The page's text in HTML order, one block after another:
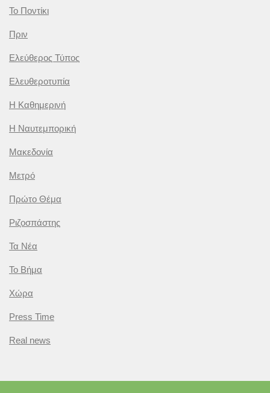
Το Ποντίκι
Πριν
Ελεύθερος Τύπος
Ελευθεροτυπία
Η Καθημερινή
Η Ναυτεμπορική
Μακεδονία
Μετρό
Πρώτο Θέμα
Ριζοσπάστης
Τα Νέα
Το Βήμα
Χώρα
Press Time
Real news